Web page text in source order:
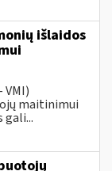
išlaidos
maitinimui
gali...